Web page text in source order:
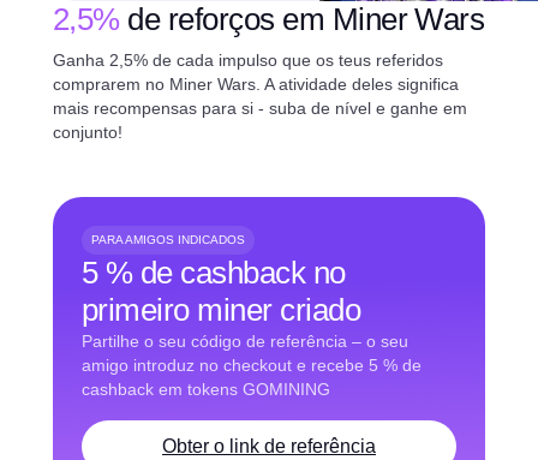
2,5%de reforços em Miner Wars
Ganha 2,5% de cada impulso que os teus referidos
comprarem no Miner Wars. A atividade deles significa
mais recompensas para si - suba de nível e ganhe em
conjunto!
PARA AMIGOS INDICADOS
5 % de cashback no
primeiro miner criado
Partilhe o seu código de referência – o seu
amigo introduz no checkout e recebe 5 % de
cashback em tokens GOMINING
Obter o link de referência